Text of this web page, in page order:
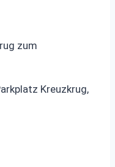
zum
Kreuzkrug,